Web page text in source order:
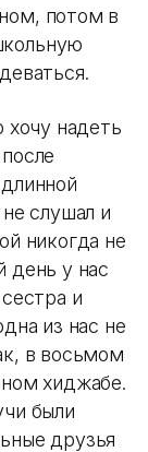
потом в
хочу надеть
слушал и
никогда не
день у нас
и
из нас не
в восьмом
хиджабе.
были
друзья